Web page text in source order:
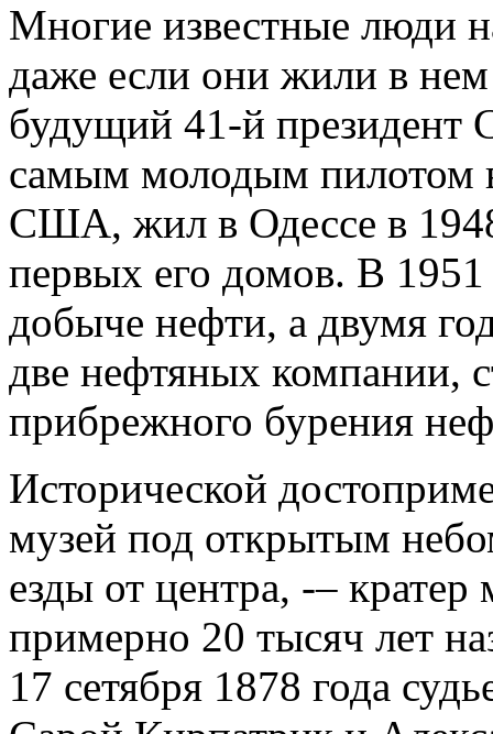
Многие известные люди
даже если они жили в
будущий 41-й
самым молодым пилотом
США, жил в Одессе в
первых его домов. В
добыче нефти, а двумя
две нефтяных компании,
прибрежного бурения
Исторической
музей под открытым
езды от центра, -–
примерно 20 тысяч лет
17 сетября 1878 года